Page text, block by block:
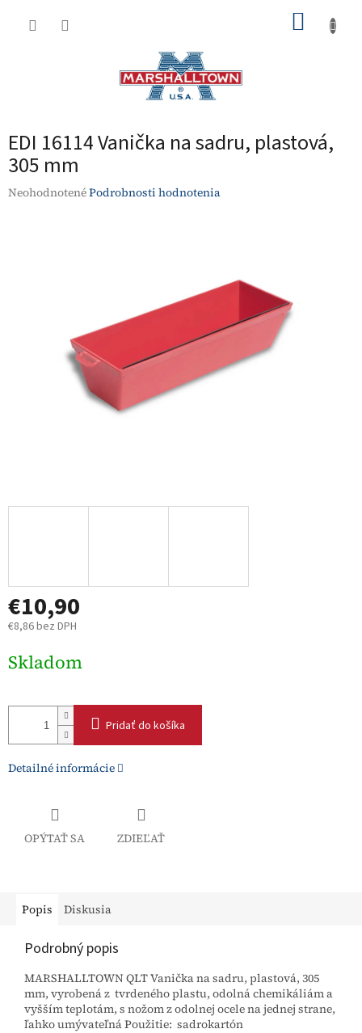
EDI 16114 Vanička na sadru, plastová,
305 mm
Priemerné
NeohodnotenéPodrobnosti hodnotenia
€10,90
€8,86 bez DPH
cena:
Skladom
Pridať do košíka
Detailné informácie
OPÝTAŤ SA ZDIEĽAŤ
Popis Diskusia
Podrobný popis
MARSHALLTOWN QLT Vanička na sadru, plastová, 305
mm, vyrobená z tvrdeného plastu, odolná chemikáliám a
vyšším teplotám, s nožom z odolnej ocele na jednej strane,
ľahko umývateľná Použitie: sadrokartón